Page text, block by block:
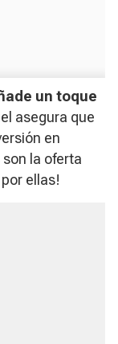
un toque
asegura que
en
la oferta
ellas!